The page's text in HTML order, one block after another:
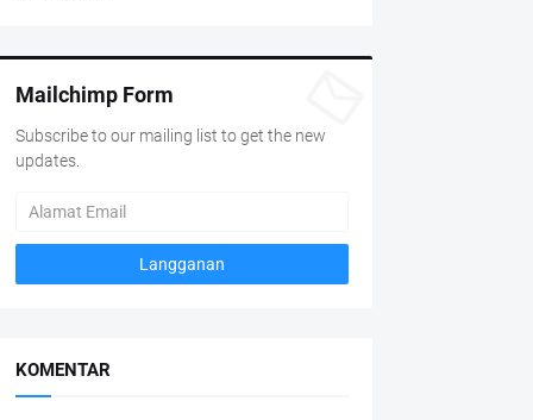
Mailchimp Form
Subscribe to our mailing list to get the new
updates.
KOMENTAR